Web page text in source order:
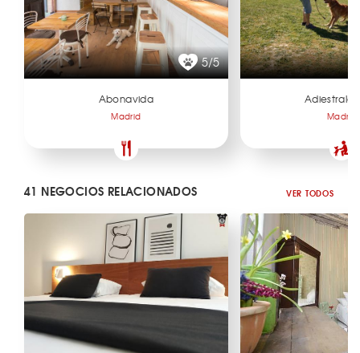
5/5
Abonavida
Madrid Madrid
41 NEGOCIOS RELACIONADOS VER TODOS